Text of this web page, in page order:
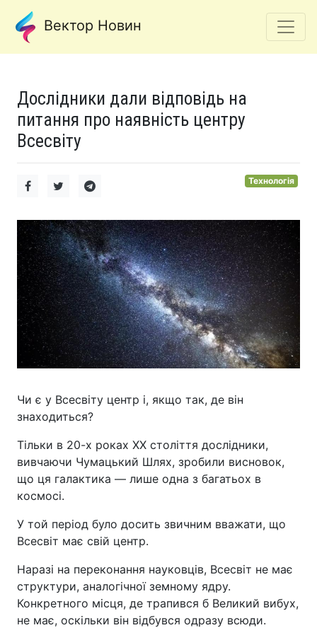
Вектор Новин
Дослідники дали відповідь на
питання про наявність центру
Всесвіту
Технологія
Чи є у Всесвіту центр і, якщо так, де він
знаходиться?
Тільки в 20-х роках XX століття дослідники,
вивчаючи Чумацький Шлях, зробили висновок,
що ця галактика — лише одна з багатьох в
космосі.
У той період було досить звичним вважати, що
Всесвіт має свій центр.
Наразі на переконання науковців, Всесвіт не має
структури, аналогічної земному ядру.
Конкретного місця, де трапився б Великий вибух,
не має, оскільки він відбувся одразу всюди.